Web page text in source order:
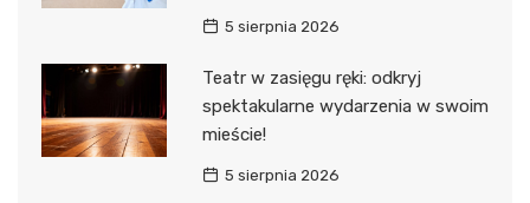
5 sierpnia 2026
Teatr w zasięgu ręki: odkryj
spektakularne wydarzenia w swoim
mieście!
5 sierpnia 2026